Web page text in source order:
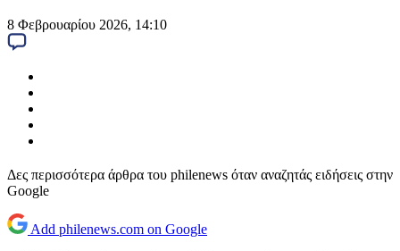
8 Φεβρουαρίου 2026, 14:10
Δες περισσότερα άρθρα του philenews όταν αναζητάς ειδήσεις στην
Google
Add philenews.com on Google